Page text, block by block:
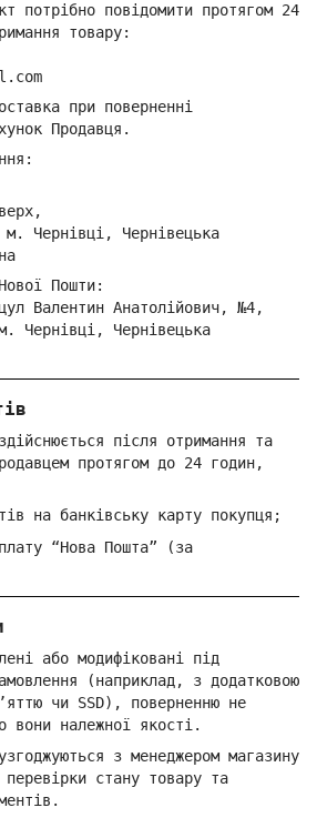
потрібно повідомити протягом 24
товару:
l.com
при поверненні
Продавця.
м. Чернівці, Чернівецька
вої Пошти:
Валентин Анатолійович, №4,
Чернівці, Чернівецька
після отримання та
протягом до 24 годин,
на банківську карту покупця;
“Нова Пошта” (за
або модифіковані під
(наприклад, з додатковою
чи SSD), поверненню не
вони належної якості.
з менеджером магазину
перевірки стану товару та